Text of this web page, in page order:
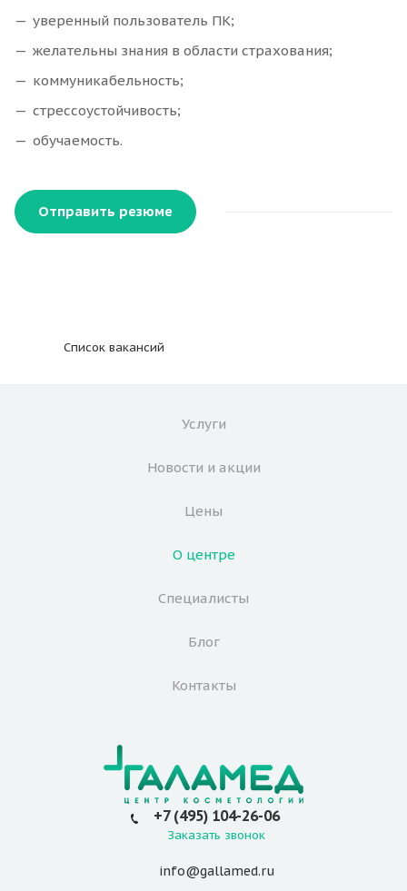
уверенный пользователь ПК;
желательны знания в области страхования;
коммуникабельность;
стрессоустойчивость;
обучаемость.
Отправить резюме
Список вакансий
Услуги
Новости и акции
Цены
О центре
Специалисты
Блог
Контакты
+7 (495) 104-26-06
Заказать звонок
info@gallamed.ru